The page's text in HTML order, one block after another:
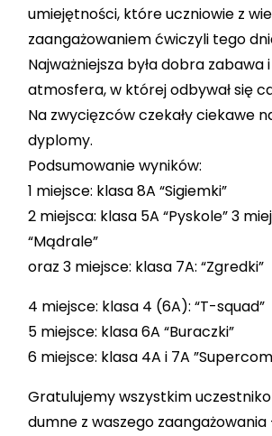
umiejętności, które uczniowie z
zaangażowaniem ćwiczyli tego
Najważniejsza była dobra zabawa i
atmosfera, w której odbywał się
Na zwycięzców czekały ciekawe
dyplomy.
Podsumowanie wyników:
1 miejsce: klasa 8A “Sigiemki”
2 miejsca: klasa 5A “Pyskole” 3
“Mądrale”
oraz 3 miejsce: klasa 7A: “Zgredki”
4 miejsce: klasa 4 (6A): “T-squad”
5 miejsce: klasa 6A “Buraczki”
6 miejsce: klasa 4A i 7A
Gratulujemy wszystkim
dumne z waszego